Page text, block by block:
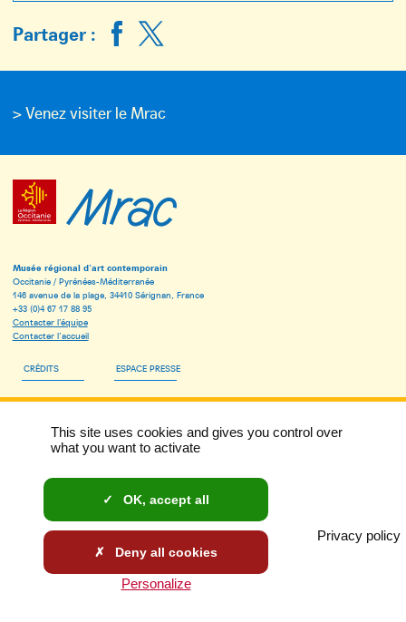
Partager :
> Venez visiter le Mrac
Musée régional d’art contemporain
Occitanie / Pyrénées-Méditerranée
146 avenue de la plage, 34410 Sérignan, France
+33 (0)4 67 17 88 95
Contacter l’équipe
Contacter l’accueil
CRÉDITS ESPACE PRESSE
ESPACE PÉDAGOGIQUE
INSCRIVEZ-VOUS À LA NEWSLETTER DU MRAC
DONNÉES PERSONNELLES ET COOKIES
ACCESSIBILITÉ : NON CONFORME
This site uses cookies and gives you control over
what you want to activate
OK, accept all
Deny all cookies
Personalize
Privacy policy